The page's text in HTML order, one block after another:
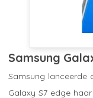
Samsung
Samsung lanceerde
Galaxy S7 edge